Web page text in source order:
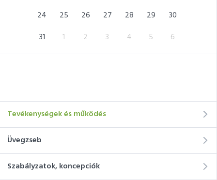
24
25 26 27 28 29
30
31
1 2 3 4 5 6
Tevékenységek és működés
Üvegzseb
Szabályzatok, koncepciók